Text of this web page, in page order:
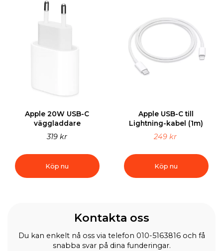
Apple 20W USB-C
väggladdare
319 kr
Köp nu
Apple USB-C till
Lightning-kabel (1m)
249 kr
Köp nu
Kontakta oss
Du kan enkelt nå oss via telefon 010-5163816 och få
snabba svar på dina funderingar.